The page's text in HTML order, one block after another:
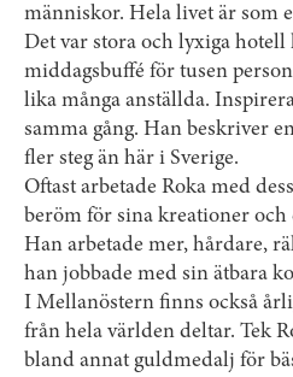
människor. Hela livet är som
Det var stora och lyxiga hotell
middagsbuffé för tusen
lika många anställda.
samma gång. Han beskriver
fler steg än här i Sverige.
Oftast arbetade Roka med
beröm för sina kreationer
Han arbetade mer, hårdare,
han jobbade med sin ätbara
I Mellanöstern finns också
från hela världen deltar. Tek
bland annat guldmedalj för